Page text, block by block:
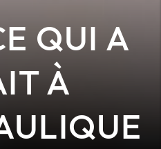
QUI A
À